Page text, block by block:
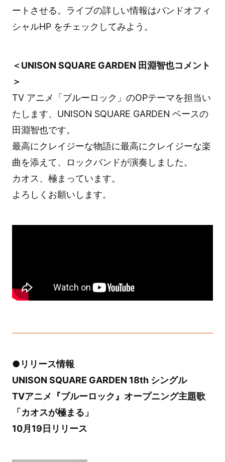
ートさせる。ライブの詳しい情報はバンドオフィ
シャルHP をチェックしてみよう。
＜UNISON SQUARE GARDEN 田淵智也コメント
＞
TV アニメ「ブルーロック」のOPテーマを担当い
たします、UNISON SQUARE GARDEN ベースの
田淵智也です。
最高にクレイジーな物語に最高にクレイジーな楽
曲を添えて、ロックバンドが演奏しました。
カオス、極まっています。
よろしくお願いします。
●リリース情報
UNISON SQUARE GARDEN 18th シングル
TVアニメ『ブルーロック』オープニング主題歌
「カオスが極まる」
10月19日リリース